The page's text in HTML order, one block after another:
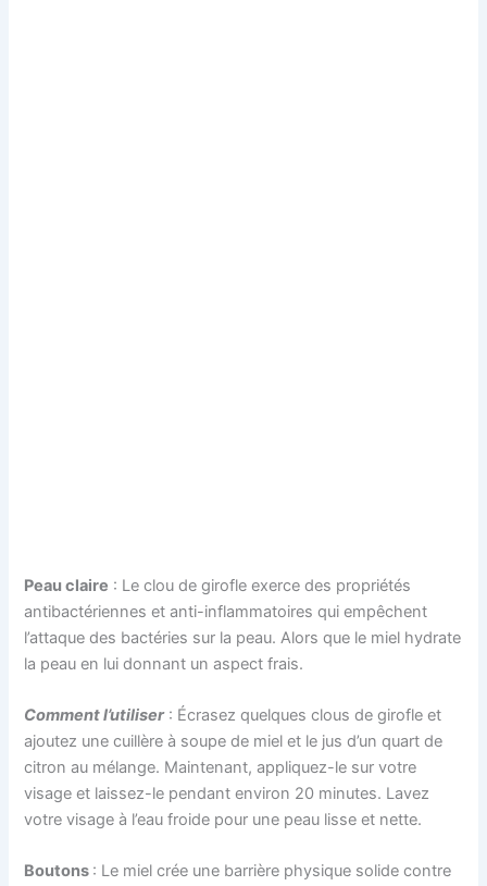
Peau claire : Le clou de girofle exerce des propriétés
antibactériennes et anti-inflammatoires qui empêchent
l’attaque des bactéries sur la peau. Alors que le miel hydrate
la peau en lui donnant un aspect frais.
Comment l’utiliser: Écrasez quelques clous de girofle et
ajoutez une cuillère à soupe de miel et le jus d’un quart de
citron au mélange. Maintenant, appliquez-le sur votre
visage et laissez-le pendant environ 20 minutes. Lavez
votre visage à l’eau froide pour une peau lisse et nette.
Boutons : Le miel crée une barrière physique solide contre